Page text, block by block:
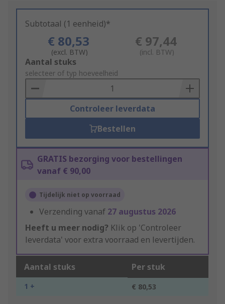
Subtotaal (1 eenheid)*
€ 80,53
(excl. BTW)
€ 97,44
(incl. BTW)
Add
to
Basket
Aantal stuks
selecteer of typ hoeveelheid
Controleer leverdata
Bestellen
GRATIS bezorging voor bestellingen
vanaf € 90,00
Tijdelijk niet op voorraad
Verzending vanaf 27 augustus 2026
Heeft u meer nodig? Klik op 'Controleer
leverdata' voor extra voorraad en levertijden.
Aantal stuks Per stuk
1 + € 80,53